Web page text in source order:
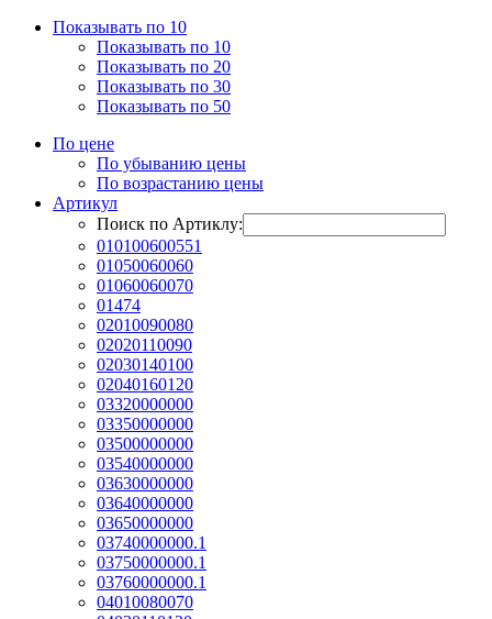
Показывать по 10
Показывать по 10
Показывать по 20
Показывать по 30
Показывать по 50
По цене
По убыванию цены
По возрастанию цены
Артикул
Поиск по Артиклу:
010100600551
01050060060
01060060070
01474
02010090080
02020110090
02030140100
02040160120
03320000000
03350000000
03500000000
03540000000
03630000000
03640000000
03650000000
03740000000.1
03750000000.1
03760000000.1
04010080070